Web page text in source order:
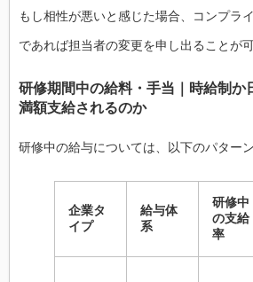
もし相性が悪いと感じた場合、コンプラ
であれば担当者の変更を申し出ることが可
研修期間中の給料・手当｜時給制か
満額支給されるのか
研修中の給与については、以下のパター
企業タ
イプ
給与体
系
研修中
の支給
率